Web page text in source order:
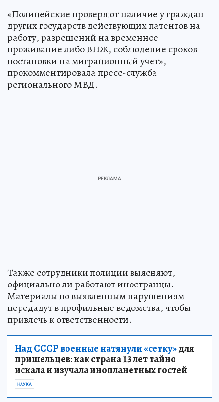
«Полицейские проверяют наличие у граждан
других государств действующих патентов на
работу, разрешений на временное
проживание либо ВНЖ, соблюдение сроков
постановки на миграционный учет», –
прокомментировала пресс-служба
регионального МВД.
Также сотрудники полиции выясняют,
официально ли работают иностранцы.
Материалы по выявленным нарушениям
передадут в профильные ведомства, чтобы
привлечь к ответственности.
Над СССР военные натянули «сетку»для
пришельцев: как страна 13 лет тайно
искала и изучала инопланетных гостей
НАУКА